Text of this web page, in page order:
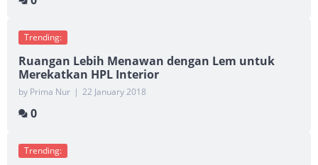
Trending:
Ruangan Lebih Menawan dengan Lem untuk
Merekatkan HPL Interior
by Prima Nur | 22 January 2018
0
Trending: